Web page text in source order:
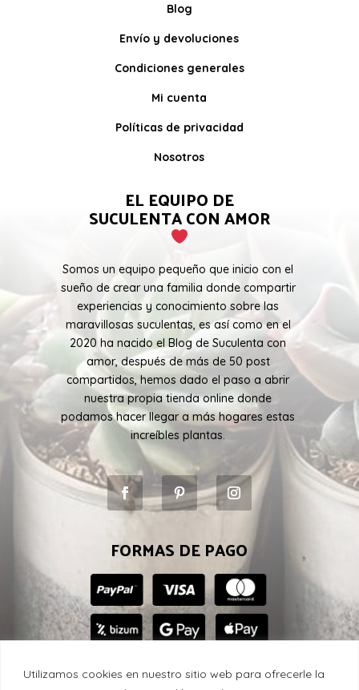
Utilizamos cookies en nuestro sitio web para ofrecerle la
Blog
Envío y devoluciones
Condiciones generales
Mi cuenta
Políticas de privacidad
Nosotros
EL EQUIPO DE
SUCULENTA CON AMOR
Somos un equipo pequeño que inicio con el
sueño de crear una familia donde compartir
experiencias y conocimiento sobre las
maravillosas suculentas, es así como en el
2020 ha nacido el Blog de Suculenta con
amor, después de más de 50 post
compartidos, hemos dado el paso a abrir
nuestra propia tienda online donde
podamos hacer llegar a más hogares estas
increíbles plantas.
FORMAS DE PAGO